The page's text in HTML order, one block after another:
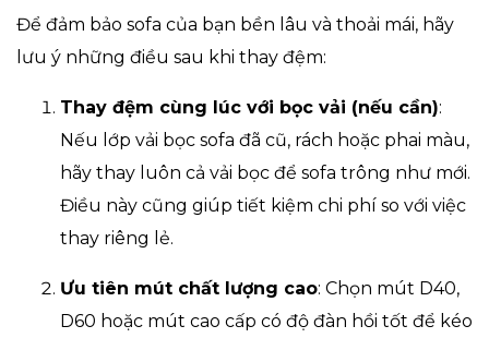
Để đảm bảo sofa của bạn bền lâu và thoải mái, hãy
lưu ý những điều sau khi thay đệm:
Thay đệm cùng lúc với bọc vải (nếu cần):
Nếu lớp vải bọc sofa đã cũ, rách hoặc phai màu,
hãy thay luôn cả vải bọc để sofa trông như mới.
Điều này cũng giúp tiết kiệm chi phí so với việc
thay riêng lẻ.
Ưu tiên mút chất lượng cao: Chọn mút D40,
D60 hoặc mút cao cấp có độ đàn hồi tốt để kéo